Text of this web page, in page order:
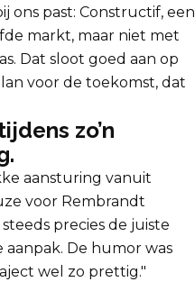
ons past: Constructif, een
markt, maar niet met
Dat sloot goed aan op
voor de toekomst, dat
zo’n
aansturing vanuit
voor Rembrandt
precies de juiste
De humor was
wel zo prettig."